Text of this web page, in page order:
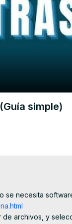
simple)
se necesita
archivos, y